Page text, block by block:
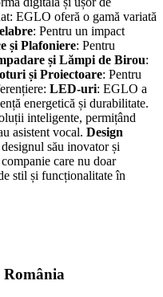
EGLO oferă o gamă variată
: Pentru un impact
și Plafoniere: Pentru
și Lămpi de Birou:
și Proiectoare: Pentru
LED-uri: EGLO a
energetică și durabilitate.
inteligente, permițând
asistent vocal. Design
său inovator și
care nu doar
stil și funcționalitate în